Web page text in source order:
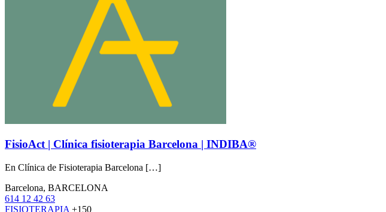
FisioAct | Clínica fisioterapia Barcelona | INDIBA®
En Clínica de Fisioterapia Barcelona […]
Barcelona, BARCELONA
614 12 42 63
FISIOTERAPIA +150